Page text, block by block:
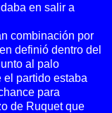
en salir a
combinación por
definió dentro del
al palo
el partido estaba
para
de Ruquet que